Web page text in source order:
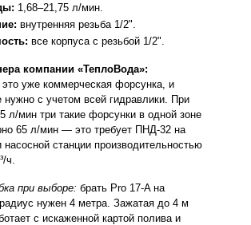
1,68–21,75 л/мин.
внутренняя резьба 1/2".
все корпуса с резьбой 1/2".
компании «ТеплоВода»:
нужно с учетом всей гидравлики. При
л/мин три такие форсунки в одной зоне
65 л/мин — это требует ПНД-32 на
насосной станции производительностью
ч.
при выборе: брать Pro 17-A на
нужен 4 метра. Зажатая до 4 м
с искаженной картой полива и